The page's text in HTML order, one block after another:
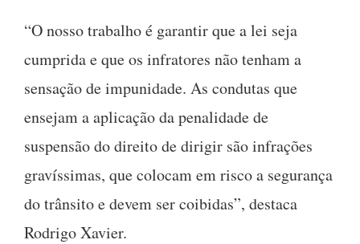
“O nosso trabalho é garantir que a lei seja
cumprida e que os infratores não tenham a
sensação de impunidade. As condutas que
ensejam a aplicação da penalidade de
suspensão do direito de dirigir são infrações
gravíssimas, que colocam em risco a segurança
do trânsito e devem ser coibidas”, destaca
Rodrigo Xavier.